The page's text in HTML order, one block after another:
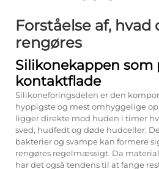
Forståelse af, hvad
rengøres
Silikonekappen
kontaktflade
Silikoneforingsdelen er den
hyppigste og mest omhyggelige
ligger direkte mod huden i timer
sved, hudfedt og døde hudceller.
bakterier og svampe kan formere
rengøres regelmæssigt. Da
har det også tendens til at fange